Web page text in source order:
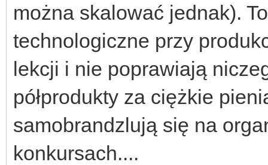
można skalować jednak).
technologiczne przy
lekcji i nie poprawiają
półprodukty za ciężkie
samobrandzlują się na
konkursach....